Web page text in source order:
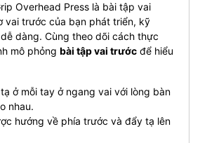
Overhead Press là bài tập vai
vai trước của bạn phát triển, kỹ
dàng. Cùng theo dõi cách thực
mô phỏng bài tập vai trước để hiểu
ở mỗi tay ở ngang vai với lòng bàn
nhau.
hướng về phía trước và đẩy tạ lên